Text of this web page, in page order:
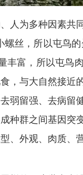
人为多种因素共
丝，所以屯鸟
丰富，所以屯鸟
，与大自然接近
弱留强、去病留
种群之间基因突
、外观、肉质、